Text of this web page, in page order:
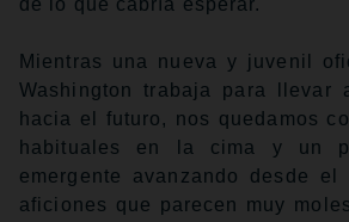
de lo que cabría esperar.
Mientras una nueva y juvenil
Washington trabaja para llevar
hacia el futuro, nos quedamos
habituales en la cima y un
emergente avanzando desde el
aficiones que parecen muy